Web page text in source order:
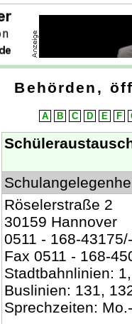
Behörden,
A B C D E F
Röselerstraße 2
30159 Hannover
0511 - 168-
Fax 0511 - 168-
Stadtbahnlinien:
Buslinien: 131,
Sprechzeiten: